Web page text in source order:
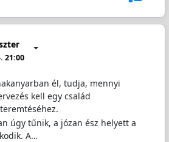
21:00
él, tudja, mennyi
kell egy család
úgy tűnik, a józan ész helyett a
A…